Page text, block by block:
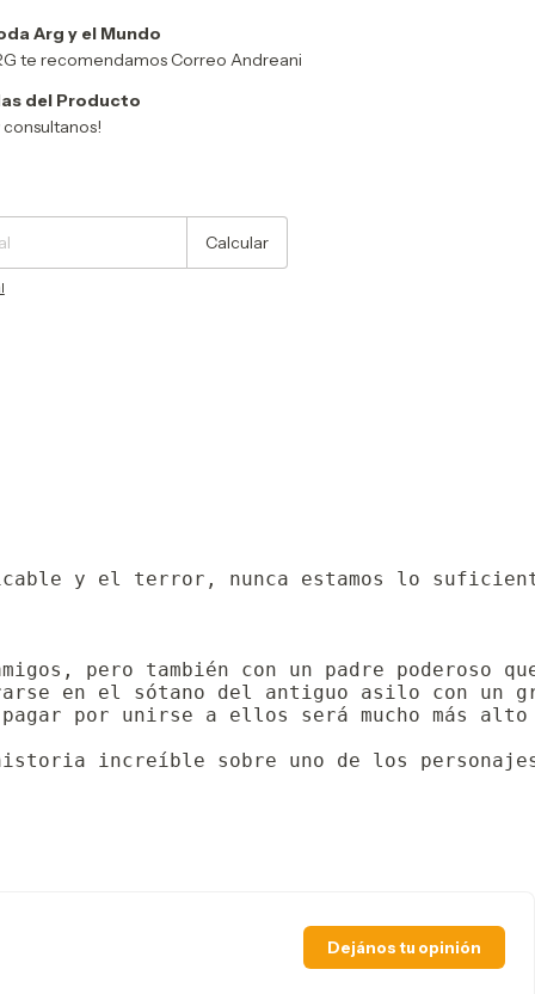
Arg y el Mundo
te recomendamos Correo Andreani
del Producto
Calcular
y el terror, nunca estamos lo
pero también con un padre poderoso
en el sótano del antiguo asilo con un
por unirse a ellos será mucho más
increíble sobre uno de los
Dejános tu opinión